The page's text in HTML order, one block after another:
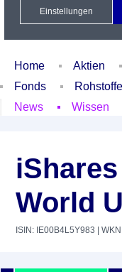
Xetra Realtime
Home Aktien
Fonds
Rohstoffe
News
Wissen
World
ISIN: IE00B4L5Y983 |
Einstellungen